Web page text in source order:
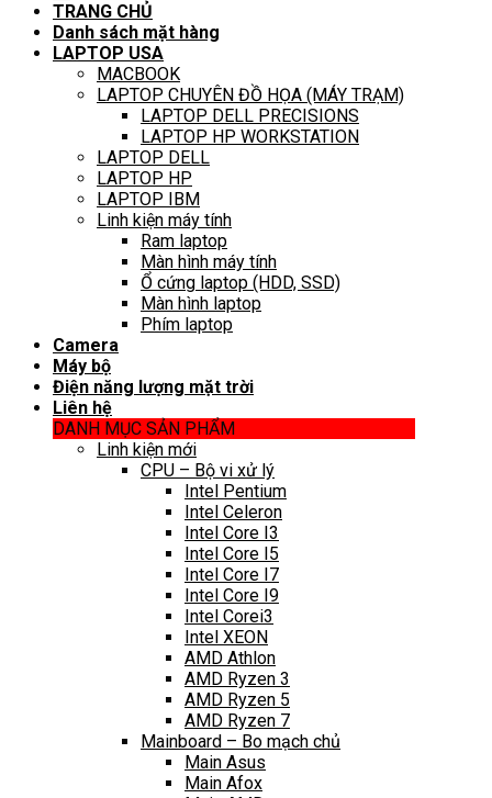
TRANG CHỦ
Danh sách mặt hàng
LAPTOP USA
MACBOOK
LAPTOP CHUYÊN ĐỒ HỌA (MÁY TRẠM)
LAPTOP DELL PRECISIONS
LAPTOP HP WORKSTATION
LAPTOP DELL
LAPTOP HP
LAPTOP IBM
Linh kiện máy tính
Ram laptop
Màn hình máy tính
Ổ cứng laptop (HDD, SSD)
Màn hình laptop
Phím laptop
Camera
Máy bộ
Điện năng lượng mặt trời
Liên hệ
DANH MỤC SẢN PHẨM
Linh kiện mới
CPU – Bộ vi xử lý
Intel Pentium
Intel Celeron
Intel Core I3
Intel Core I5
Intel Core I7
Intel Core I9
Intel Corei3
Intel XEON
AMD Athlon
AMD Ryzen 3
AMD Ryzen 5
AMD Ryzen 7
Mainboard – Bo mạch chủ
Main Asus
Main Afox